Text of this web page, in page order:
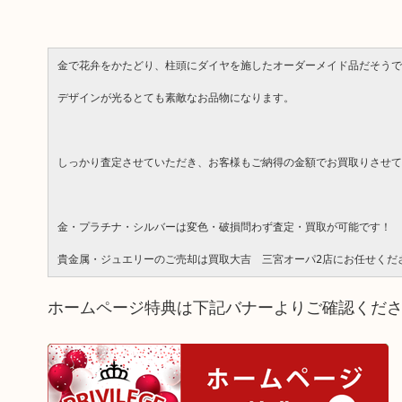
金で花弁をかたどり、柱頭にダイヤを施したオーダーメイド品だそうで
デザインが光るとても素敵なお品物になります。
しっかり査定させていただき、お客様もご納得の金額でお買取りさせて
金・プラチナ・シルバーは変色・破損問わず査定・買取が可能です！
貴金属・ジュエリーのご売却は買取大吉　三宮オーパ2店にお任せくだ
ホームページ特典は下記バナーよりご確認くださ